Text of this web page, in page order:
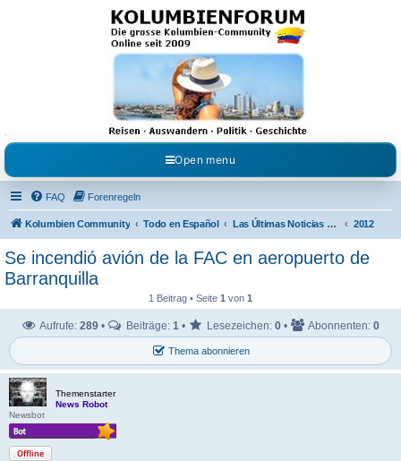
Kolumbienforum - Das
grosse Forum der
Freunde Kolumbiens
Reisen, Auswandern, Kultur, Politik, Geschichte und Visum in Kolumbien und Venezuela.
Austausch, Erfahrungen und Gemeinschaft im Kolumbienforum
Open menu
FAQ Forenregeln
Kolumbien Community Todo en Español Las Últimas Noticias en Español 2012
Se incendió avión de la FAC en aeropuerto de
Barranquilla
1 Beitrag • Seite 1 von 1
Thema abonnieren
Aufrufe: 289 • Beiträge: 1 • Lesezeichen: 0 • Abonnenten: 0
Themenstarter
News Robot
Newsbot
Offline